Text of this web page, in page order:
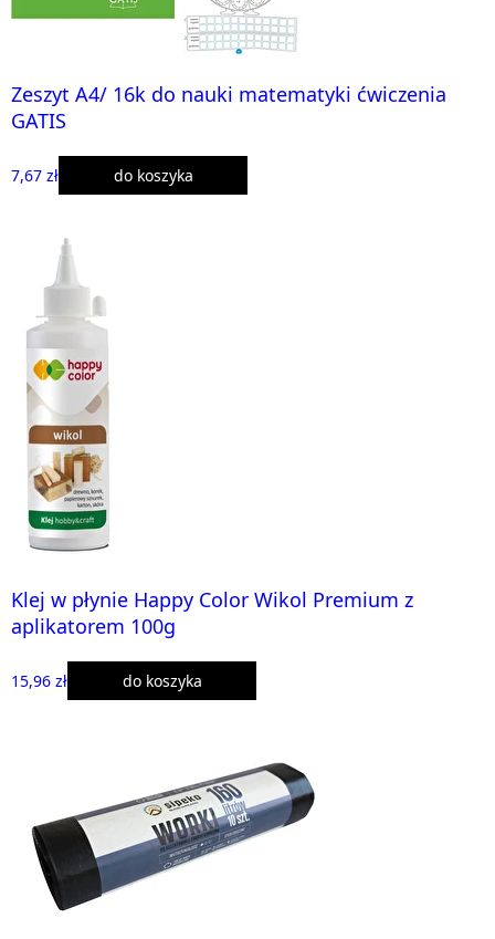
Zeszyt A4/ 16k do nauki matematyki ćwiczenia
GATIS
7,67 zł do koszyka
Klej w płynie Happy Color Wikol Premium z
aplikatorem 100g
15,96 zł do koszyka